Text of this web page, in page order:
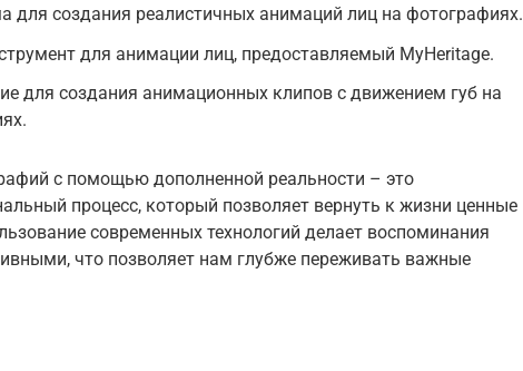
для создания реалистичных анимаций лиц на фотографиях.
для анимации лиц, предоставляемый MyHeritage.
для создания анимационных клипов с движением губ на
с помощью дополненной реальности – это
процесс, который позволяет вернуть к жизни ценные
современных технологий делает воспоминания
что позволяет нам глубже переживать важные